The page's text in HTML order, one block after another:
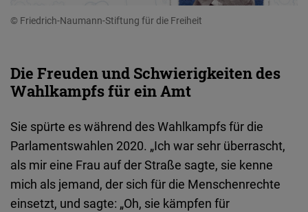
© Friedrich-Naumann-Stiftung für die Freiheit
Die Freuden und Schwierigkeiten des
Wahlkampfs für ein Amt
Sie spürte es während des Wahlkampfs für die
Parlamentswahlen 2020. „Ich war sehr überrascht,
als mir eine Frau auf der Straße sagte, sie kenne
mich als jemand, der sich für die Menschenrechte
einsetzt, und sagte: „Oh, sie kämpfen für